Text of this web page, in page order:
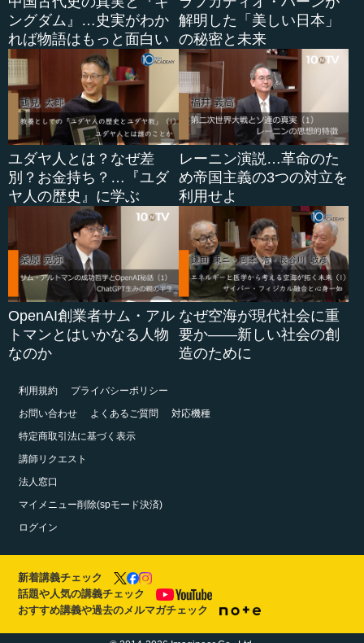
ングダム』…史実がわか
れば物語はもっと面白い
解明した「美しい日本」
の秘密と未来
ユダヤ人とは？なぜ差
別？お金持ち？…『ユダ
ヤ人の歴史』に学ぶ
レーニン演説…革命のた
め帝国主義の3つの対立を
利用せよ
OpenAI創業者サム・アル
トマンとはいかなる人物
なのか
なぜ空海が現代社会に重
要か――新しい社会の創
造のために
利用規約
プライバシーポリシー
お問い合わせ
よくあるご質問
対応機種
特定商取引法に基づく表示
講師リクエスト
法人窓口
マイメニュー削除(spモード決済)
ログイン
新着講義チェック
話題や人気の講義チェック
おすすめ講義や過去のメルマガチェック